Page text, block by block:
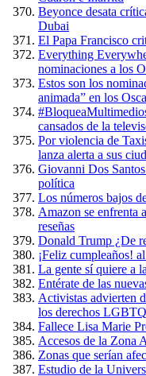
Beyonce desata
Dubai
El Papa Francisco
Everything
nominaciones a los
Estos son los
animada” en los
cansados de la
Por violencia de
lanza alerta a sus
Giovanni Dos
política
Los números bajos
Amazon se enfrenta
reseñas
Donald Trump ¿De
¡Feliz cumpleaños!
La gente sí quiere a
Entérate de las
Activistas advierten
los derechos
Fallece Lisa Marie
Accesos de la Zona
Zonas que serían
Estudio de la